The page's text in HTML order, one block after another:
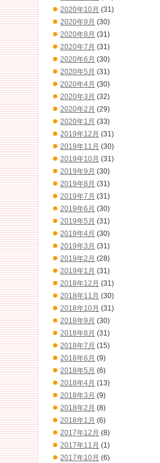
2020年10月 (31)
2020年9月 (30)
2020年8月 (31)
2020年7月 (31)
2020年6月 (30)
2020年5月 (31)
2020年4月 (30)
2020年3月 (32)
2020年2月 (29)
2020年1月 (33)
2019年12月 (31)
2019年11月 (30)
2019年10月 (31)
2019年9月 (30)
2019年8月 (31)
2019年7月 (31)
2019年6月 (30)
2019年5月 (31)
2019年4月 (30)
2019年3月 (31)
2019年2月 (28)
2019年1月 (31)
2018年12月 (31)
2018年11月 (30)
2018年10月 (31)
2018年9月 (30)
2018年8月 (31)
2018年7月 (15)
2018年6月 (9)
2018年5月 (6)
2018年4月 (13)
2018年3月 (9)
2018年2月 (8)
2018年1月 (6)
2017年12月 (8)
2017年11月 (1)
2017年10月 (6)